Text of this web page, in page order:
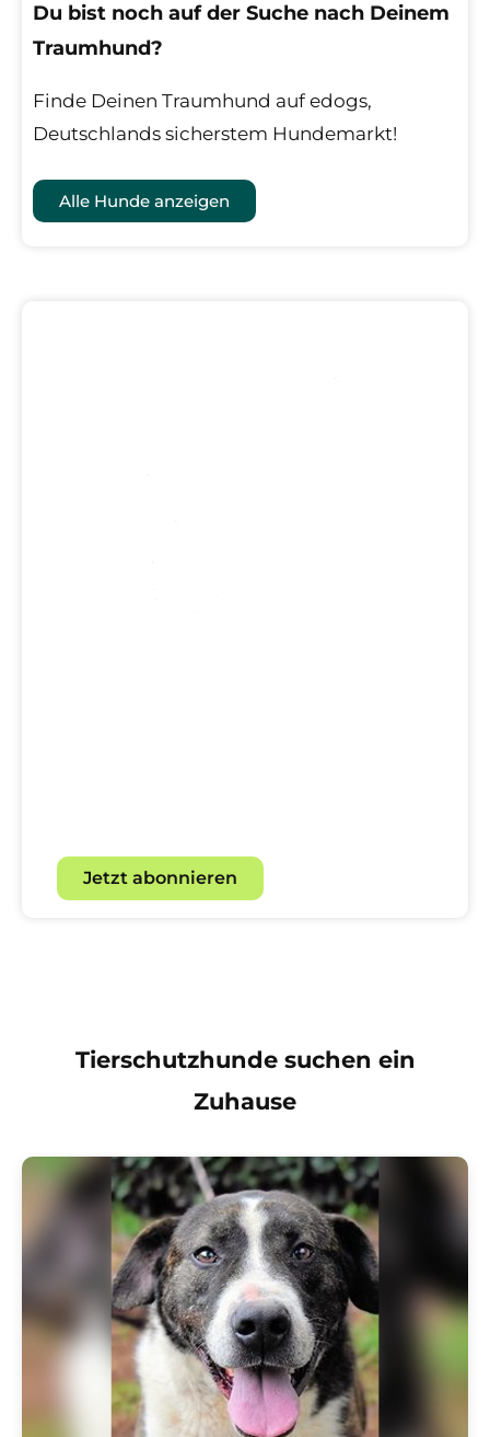
Du bist noch auf der Suche nach Deinem
Traumhund?
Finde Deinen Traumhund auf edogs,
Deutschlands sicherstem Hundemarkt!
Alle Hunde anzeigen
Jetzt abonnieren
Tierschutzhunde suchen ein
Zuhause